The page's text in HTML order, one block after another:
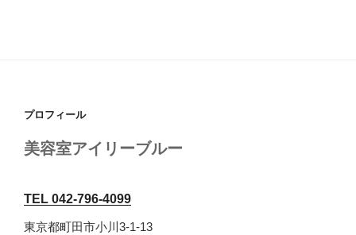
プロフィール
美容室アイリーブルー
TEL 042-796-4099
東京都町田市小川3-1-13